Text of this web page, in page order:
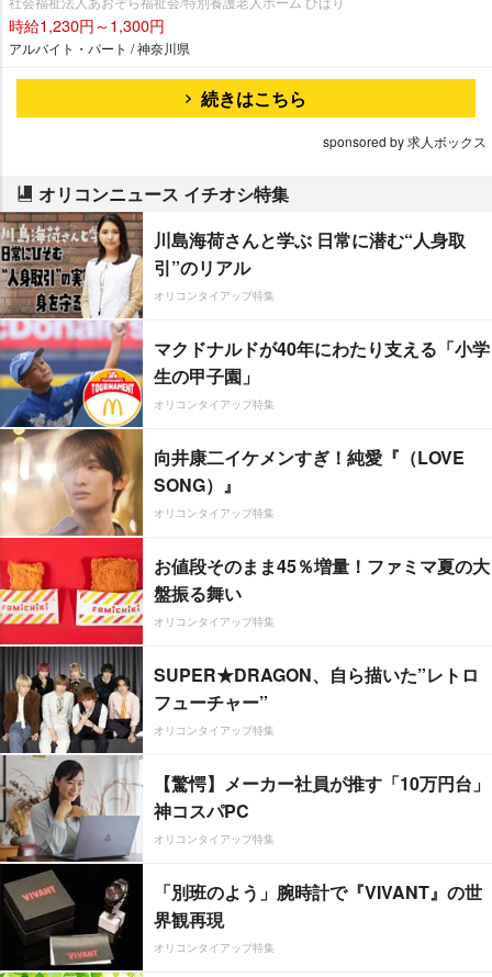
時給1,230円～1,300円
アルバイト・パート / 神奈川県
続きはこちら
sponsored by 求人ボックス
オリコンニュース イチオシ特集
川島海荷さんと学ぶ 日常に潜む“人身取
引”のリアル
オリコンタイアップ特集
マクドナルドが40年にわたり支える「小学
生の甲子園」
オリコンタイアップ特集
向井康二イケメンすぎ！純愛『（LOVE
SONG）』
オリコンタイアップ特集
お値段そのまま45％増量！ファミマ夏の大
盤振る舞い
オリコンタイアップ特集
SUPER★DRAGON、自ら描いた”レトロ
フューチャー”
オリコンタイアップ特集
【驚愕】メーカー社員が推す「10万円台」
神コスパPC
オリコンタイアップ特集
「別班のよう」腕時計で『VIVANT』の世
界観再現
オリコンタイアップ特集